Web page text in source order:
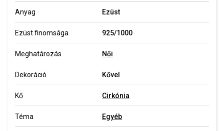
Anyag Ezüst
Ezüst finomsága 925/1000
Meghatározás Női
Dekoráció Kővel
Kő Cirkónia
Téma Egyéb